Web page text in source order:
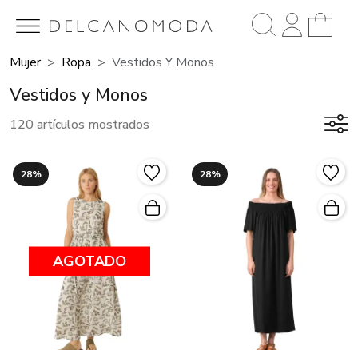
Mujer Ropa Vestidos Y Monos
Vestidos y Monos
120 artículos mostrados
28%
AGOTADO
28%